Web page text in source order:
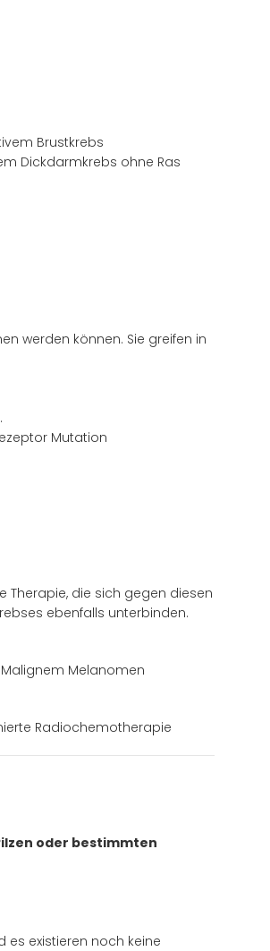
Brustkrebs
Dickdarmkrebs ohne Ras
werden können. Sie greifen in
Mutation
Therapie, die sich gegen diesen
ebenfalls unterbinden.
Melanomen
Radiochemotherapie
oder bestimmten
es existieren noch keine